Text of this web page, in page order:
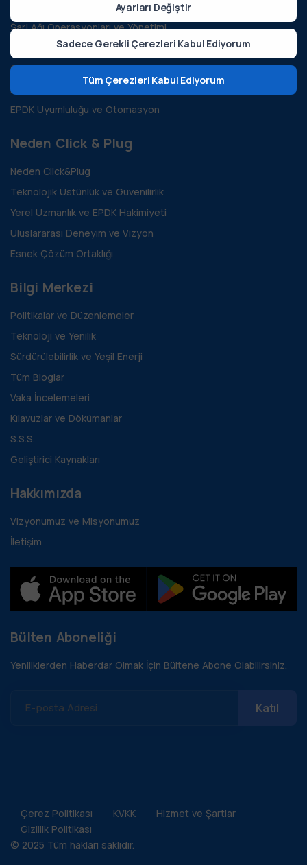
Şarj Ağı Operasyonları ve Yönetimi
Mobil Uygulama ve Sürücü Yönetimi
Gelir ve Faturalama Yönetimi
Dinamik Yük Yönetimi (DYM)
EPDK Uyumluluğu ve Otomasyon
Neden Click & Plug
Neden Click&Plug
Teknolojik Üstünlük ve Güvenilirlik
Yerel Uzmanlık ve EPDK Hakimiyeti
Uluslararası Deneyim ve Vizyon
Esnek Çözüm Ortaklığı
Bilgi Merkezi
Politikalar ve Düzenlemeler
Teknoloji ve Yenilik
Sürdürülebilirlik ve Yeşil Enerji
Tüm Bloglar
Vaka İncelemeleri
Kılavuzlar ve Dökümanlar
S.S.S.
Geliştirici Kaynakları
Hakkımızda
Vizyonumuz ve Misyonumuz
İletişim
Bülten Aboneliği
Yeniliklerden Haberdar Olmak İçin Bültene Abone Olabilirsiniz.
E-posta Adresi
© 2025 Tüm hakları saklıdır.
Çerez Politikası KVKK
Hizmet ve Şartlar
Gizlilik Politikası
Ayarları Değiştir
Sadece Gerekli Çerezleri Kabul Ediyorum
Tüm Çerezleri Kabul Ediyorum